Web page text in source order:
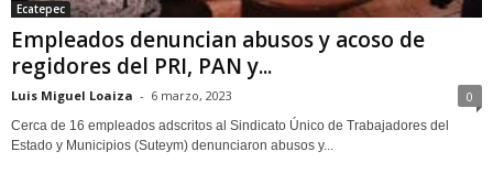
Ecatepec
Empleados denuncian abusos y acoso de
regidores del PRI, PAN y...
Luis Miguel Loaiza - 6 marzo, 2023 0
Cerca de 16 empleados adscritos al Sindicato Único de Trabajadores del
Estado y Municipios (Suteym) denunciaron abusos y...